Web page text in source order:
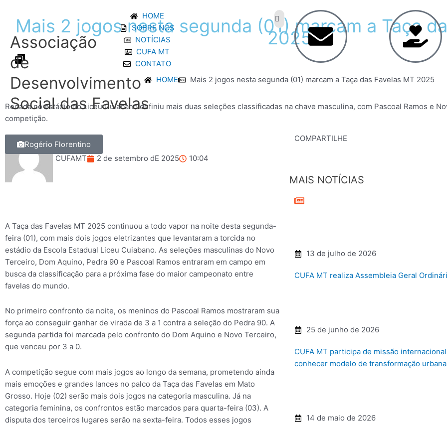
conteúdo
Associação
de
Desenvolvimento
Social das Favelas
HOME
SOBRE NÓS
NOTÍCIAS
CUFA MT
CONTATO
Mais 2 jogos nesta segunda (01) marcam a Taça
2025
HOME Mais 2 jogos nesta segunda (01) marcam a Taça das Favelas MT 2025
Rodada no estádio do Liceu Cuiabano definiu mais duas seleções classificadas na chave masculina, com Pascoal Ramos e
competição.
CUFAMT 2 de setembro dE 2025 10:04
Rogério Florentino
A Taça das Favelas MT 2025 continuou a todo vapor na noite desta segunda-
feira (01), com mais dois jogos eletrizantes que levantaram a torcida no
estádio da Escola Estadual Liceu Cuiabano. As seleções masculinas do Novo
Terceiro, Dom Aquino, Pedra 90 e Pascoal Ramos entraram em campo em
busca da classificação para a próxima fase do maior campeonato entre
favelas do mundo.
No primeiro confronto da noite, os meninos do Pascoal Ramos mostraram sua
força ao conseguir ganhar de virada de 3 a 1 contra a seleção do Pedra 90. A
segunda partida foi marcada pelo confronto do Dom Aquino e Novo Terceiro,
que venceu por 3 a 0.
A competição segue com mais jogos ao longo da semana, prometendo ainda
mais emoções e grandes lances no palco da Taça das Favelas em Mato
Grosso. Hoje (02) serão mais dois jogos na categoria masculina. Já na
categoria feminina, os confrontos estão marcados para quarta-feira (03). A
disputa dos terceiros lugares serão na sexta-feira. Todos esses jogos
COMPARTILHE
MAIS NOTÍCIAS
13 de julho de 2026
CUFA MT realiza Assembleia Geral
25 de junho de 2026
CUFA MT participa de missão
conhecer modelo de transformação
14 de maio de 2026